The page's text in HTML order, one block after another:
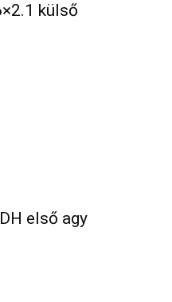
külső
első agy